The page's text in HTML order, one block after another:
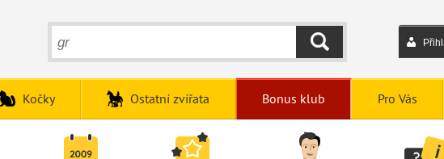
HLEDAT
Kočky Ostatní zvířata Bonus klub Pro Vás